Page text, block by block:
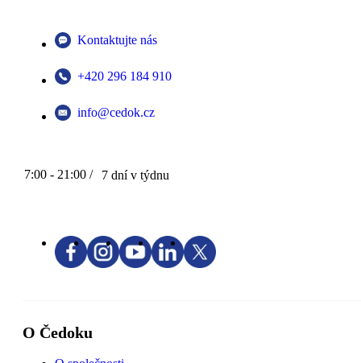
Kontaktujte nás
+420 296 184 910
info@cedok.cz
7:00 - 21:00 / 7 dní v týdnu
O Čedoku